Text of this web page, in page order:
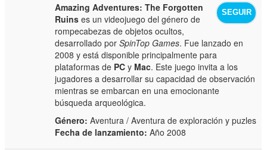
SEGUIR
Amazing Adventures: The Forgotten
Ruins es un videojuego del género de
rompecabezas de objetos ocultos,
desarrollado porSpinTop Games. Fue lanzado en
2008 y está disponible principalmente para
plataformas de PC y Mac. Este juego invita a los
jugadores a desarrollar su capacidad de observación
mientras se embarcan en una emocionante
búsqueda arqueológica.
Género: Aventura / Aventura de exploración y puzles
Fecha de lanzamiento: Año 2008